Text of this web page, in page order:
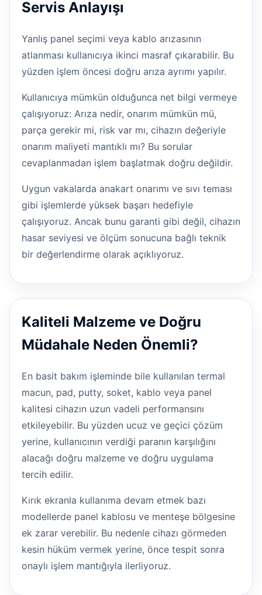
Servis Anlayışı
Yanlış panel seçimi veya kablo arızasının
atlanması kullanıcıya ikinci masraf çıkarabilir. Bu
yüzden işlem öncesi doğru arıza ayrımı yapılır.
Kullanıcıya mümkün olduğunca net bilgi vermeye
çalışıyoruz: Arıza nedir, onarım mümkün mü,
parça gerekir mi, risk var mı, cihazın değeriyle
onarım maliyeti mantıklı mı? Bu sorular
cevaplanmadan işlem başlatmak doğru değildir.
Uygun vakalarda anakart onarımı ve sıvı teması
gibi işlemlerde yüksek başarı hedefiyle
çalışıyoruz. Ancak bunu garanti gibi değil, cihazın
hasar seviyesi ve ölçüm sonucuna bağlı teknik
bir değerlendirme olarak açıklıyoruz.
Kaliteli Malzeme ve Doğru
Müdahale Neden Önemli?
En basit bakım işleminde bile kullanılan termal
macun, pad, putty, soket, kablo veya panel
kalitesi cihazın uzun vadeli performansını
etkileyebilir. Bu yüzden ucuz ve geçici çözüm
yerine, kullanıcının verdiği paranın karşılığını
alacağı doğru malzeme ve doğru uygulama
tercih edilir.
Kırık ekranla kullanıma devam etmek bazı
modellerde panel kablosu ve menteşe bölgesine
ek zarar verebilir. Bu nedenle cihazı görmeden
kesin hüküm vermek yerine, önce tespit sonra
onaylı işlem mantığıyla ilerliyoruz.